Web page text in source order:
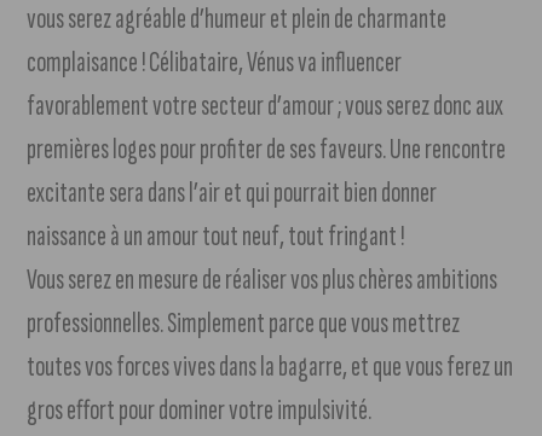
vous serez agréable d’humeur et plein de charmante
complaisance ! Célibataire, Vénus va influencer
favorablement votre secteur d’amour ; vous serez donc aux
premières loges pour profiter de ses faveurs. Une rencontre
excitante sera dans l’air et qui pourrait bien donner
naissance à un amour tout neuf, tout fringant !
Vous serez en mesure de réaliser vos plus chères ambitions
professionnelles. Simplement parce que vous mettrez
toutes vos forces vives dans la bagarre, et que vous ferez un
gros effort pour dominer votre impulsivité.